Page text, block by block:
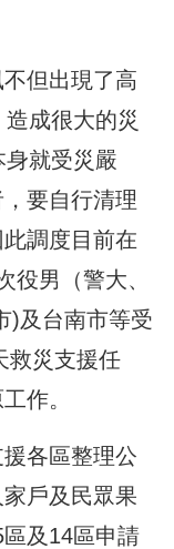
但出現了高
成很大的災
就受災嚴
要自行清理
調度目前在
役男（警大、
)及台南市等受
救災支援任
作。
各區整理公
戶及民眾果
及14區申請